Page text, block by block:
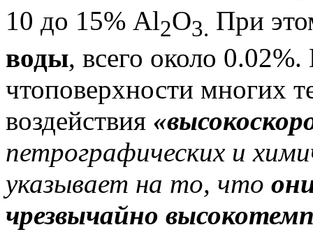
10 до 15% Al2O3. При
воды, всего около
чтоповерхности многих
воздействия
петрографических и
указывает на то, что
чрезвычайно